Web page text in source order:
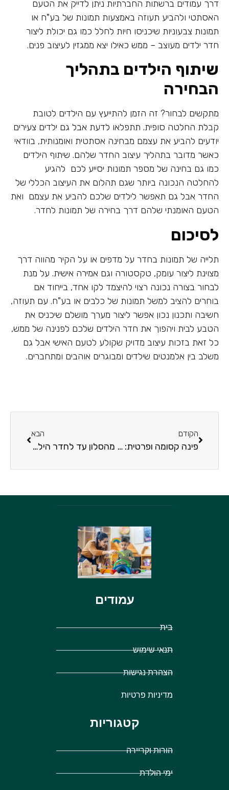
דרך עמודים ברשתות החברתיות ניתן לדייק את הטעם
האסתטי ולהביע תעוזה באמצעות תמונות של בע"ח או
תמונות צבעוניות שיכניסו חיות לחלל כמו גם יכולת ליצור
חדר ילדים מעוצב – ממש כאילו יצא ממגזין לעיצוב פנים.
שיתוף הילדים בתהליך
הבחירה
מתקשים לבחור? זה הזמן להתייעץ עם הילדים לטובת
קבלת החלטה סופית. תתפלאו לדעת אבל גם ילדים צעירים
יודעים להביע את עצמם מבחינה אסתטית ואומנותית, בוודאי
כאשר מדובר בתהליך עיצוב החדר שלהם. שיתוף הילדים
כמו גם בחינה של מספר תמונות יסייע לכם להגיע
להחלטה הנכונה ביותר שגם תהלום את העיצוב הכללי של
החדר אבל גם תאפשר לילדים שלכם להביע את עצמם ואת
הטעם האומנתי שלהם דרך בחירה של תמונות לחדר.
לסיכום
תלייה של תמונות בחדר על מדפים או על הקיר מהווה דרך
מצוינת ליצור עומק, טקסטורה וגם אמירה אישית. על מנת
לבחור בצורה נכונה רצוי להיצמד לקו אחד, בייחוד אם
בוחרים להציב למשל תמונות של כלבים או בע"ח. עם תעוזה,
חשיבה ותכנון נכון אפשר ליצור מערך מושלם שיכניס את
הטבע לבית ויהפוך את חדר הילדים שלכם לפנינה של ממש,
כל זאת בזכות עיצוב מדויק שקולע לטעם האישי אבל גם
משלב בין אלמנטים שילדים ומבוגרים אוהבים ומתחברים.
הקודם
פינה קסומה ופרטית: עיצוב פינת עבודה לילדים – עשו זאת בעצמכם!
הבא
מהסלון עד לחדר הילדים: רעיונות לעיצוב הבית
עמודים
בית
תנאי שימוש
הצהרת נגישות
מדיניות פרטיות
קטגוריות
הורות וקריירה
ימי הולדת